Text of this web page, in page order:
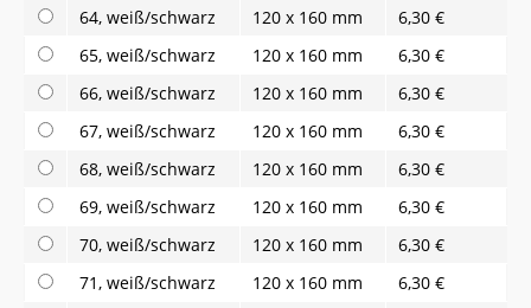
64, weiß/schwarz
120 x 160 mm
6,30 €
65, weiß/schwarz
120 x 160 mm
6,30 €
66, weiß/schwarz
120 x 160 mm
6,30 €
67, weiß/schwarz
120 x 160 mm
6,30 €
68, weiß/schwarz
120 x 160 mm
6,30 €
69, weiß/schwarz
120 x 160 mm
6,30 €
70, weiß/schwarz
120 x 160 mm
6,30 €
71, weiß/schwarz
120 x 160 mm
6,30 €